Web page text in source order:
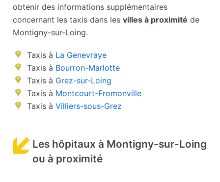
obtenir des informations supplémentaires
concernant les taxis dans lesvilles à proximité de
Montigny-sur-Loing.
Taxis à La Genevraye
Taxis à Bourron-Marlotte
Taxis à Grez-sur-Loing
Taxis à Montcourt-Fromonville
Taxis àVilliers-sous-Grez
Les hôpitaux à Montigny-sur-Loing
ou à proximité